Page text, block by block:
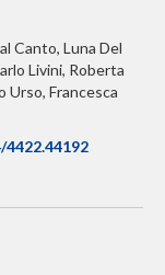
Canto, Luna Del
Livini, Roberta
Urso, Francesca
4422.44192